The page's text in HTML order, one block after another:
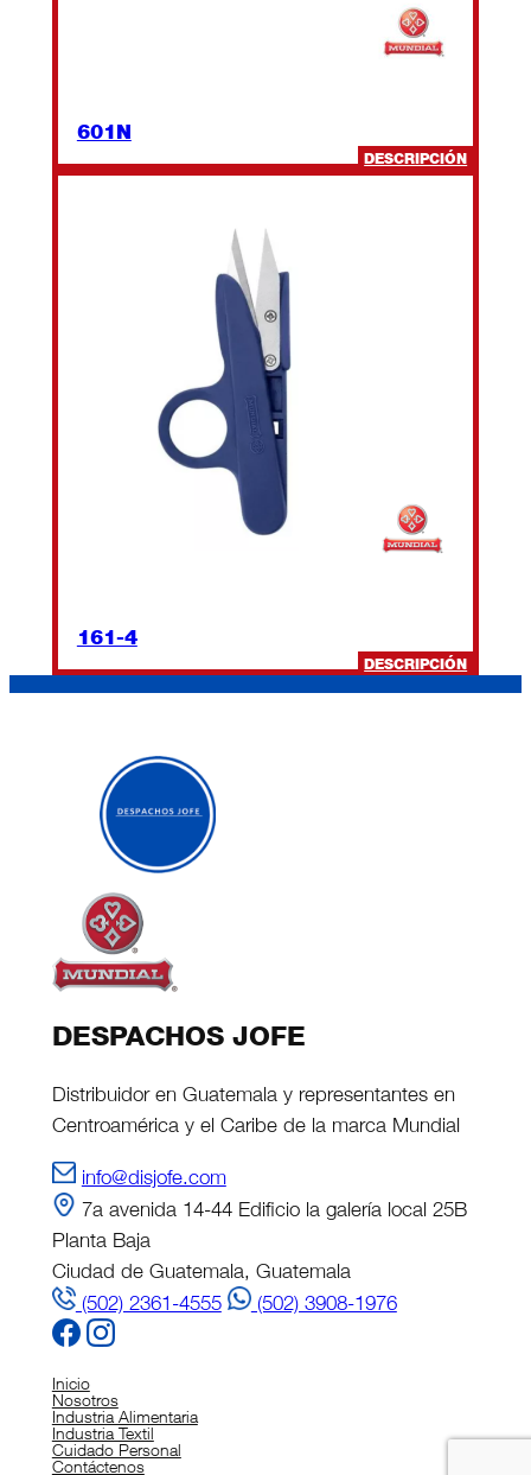
601N
DESCRIPCIÓN:
601N
161-4
DESCRIPCIÓN:
DESPACHOS JOFE
Distribuidor en Guatemala y representantes en
Centroamérica y el Caribe de la marca Mundial
info@disjofe.com
7a avenida 14-44 Edificio la galería local 25B
Planta Baja
Ciudad de Guatemala, Guatemala
(502) 2361-4555
(502) 3908-1976
Inicio
Nosotros
Industria Alimentaria
Industria Textil
Cuidado Personal
Contáctenos